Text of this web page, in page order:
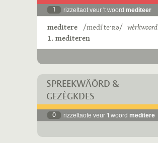
1 rizzeltaot veur 't woord mediteer
meditere /mediˈteˑʀə/ wèrkwoord
1. mediteren
SPREEKWÄÖRD &
GEZÈGKDES
0 rizzeltaote veur 't woord meditere